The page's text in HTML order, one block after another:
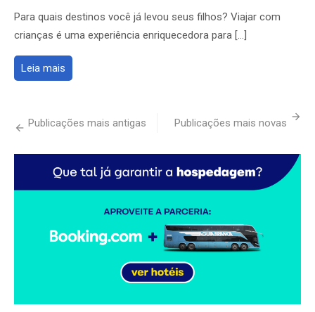
Para quais destinos você já levou seus filhos? Viajar com
crianças é uma experiência enriquecedora para […]
Leia mais
Navegação
por
posts
Publicações mais antigas Publicações mais novas